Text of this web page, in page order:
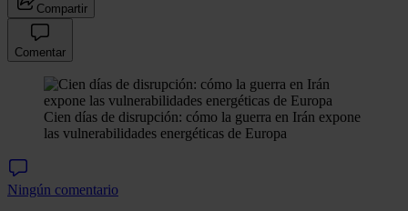
Compartir
Comentar
Cien días de disrupción: cómo la guerra en Irán expone
las vulnerabilidades energéticas de Europa
Ningún comentario